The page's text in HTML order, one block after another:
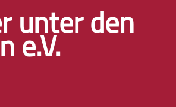
unter den
e.V.